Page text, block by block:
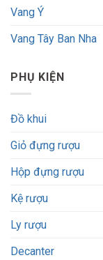
Vang Ý
Vang Tây Ban Nha
PHỤ KIỆN
Đồ khui
Giỏ đựng rượu
Hộp đựng rượu
Kệ rượu
Ly rượu
Decanter